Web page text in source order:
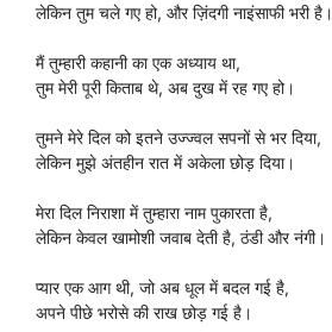
लेकिन तुम चले गए हो, और ज़िंदगी नाइंसाफी भरी है।
मैं तुम्हारी कहानी का एक अध्याय था,
तुम मेरी पूरी किताब थे, अब दुख में रह गए हो।
तुमने मेरे दिल को इतने उज्ज्वल सपनों से भर दिया,
लेकिन मुझे अंतहीन रात में अकेला छोड़ दिया।
मेरा दिल निराशा में तुम्हारा नाम पुकारता है,
लेकिन केवल खामोशी जवाब देती है, ठंडी और नंगी।
प्यार एक आग थी, जो अब धूल में बदल गई है,
अपने पीछे भरोसे की राख छोड़ गई है।